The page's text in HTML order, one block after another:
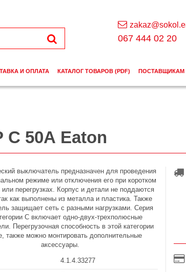
C 50А Eaton
выключатель предназначен для проведения
режиме или отключения его при коротком
перегрузках. Корпус и детали не поддаются
как выполнены из металла и пластика. Также
защищает сеть с разными нагрузками. Серия
С включает одно-двух-трехполюсные
Перегрузочная способность в этой категории
также можно монтировать дополнительные
аксессуары.
4.1.4.33277
067 444 02 20
И ОПЛАТА КАТАЛОГ ТОВАРОВ (PDF) ПОСТАВЩИКАМ